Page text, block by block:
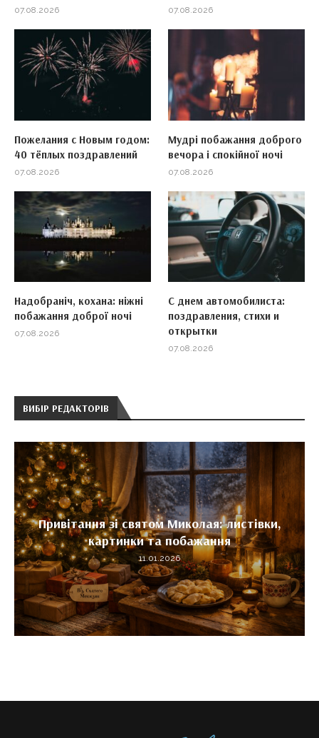
07.08.2026 07.08.2026
Пожелания с Новым годом:
40 тёплых поздравлений
07.08.2026
Мудрі побажання доброго
вечора і спокійної ночі
07.08.2026
Надобраніч, кохана: ніжні
побажання доброї ночі
07.08.2026
С днем автомобилиста:
поздравления, стихи и
открытки
07.08.2026
ВИБІР РЕДАКТОРІВ
Привітання зі святом Миколая: листівки,
картинки та побажання
11.01.2026